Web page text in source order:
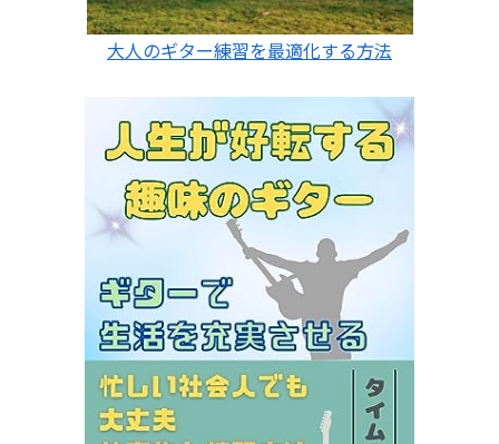
大人のギター練習を最適化する方法